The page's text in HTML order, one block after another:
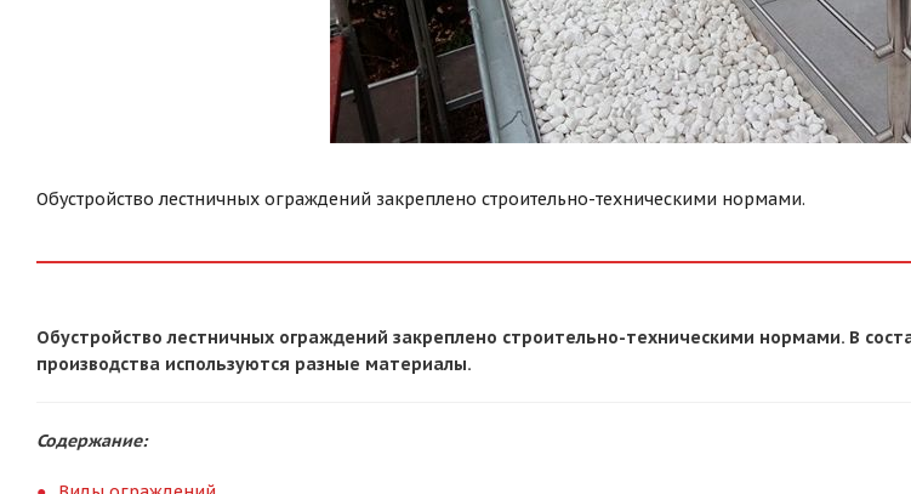
Обустройство лестничных ограждений закреплено строительно-техническими нормами.
Обустройство лестничных ограждений закреплено строительно-техническими нормами. В
производства используются разные материалы.
Содержание: